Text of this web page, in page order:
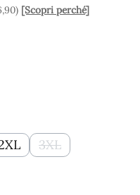
[Scopri perché]
5 stelle
3XL
(Questa opzione